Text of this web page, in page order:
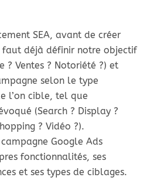
SEA, avant de créer
faut déjà définir notre objectif
? Ventes ? Notoriété ?) et
selon le type
l’on cible, tel que
(Search ? Display ?
? Vidéo ?).
Google Ads
fonctionnalités, ses
et ses types de ciblages.